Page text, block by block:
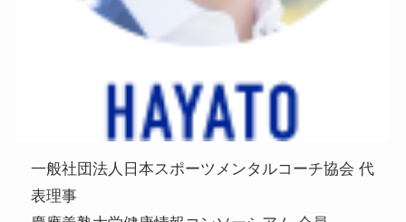
一般社団法人日本スポーツメンタルコーチ協会 代
表理事